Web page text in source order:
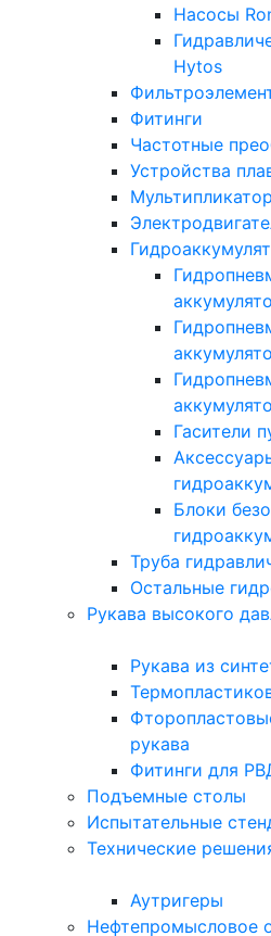
Насосы
Hytos
Фитинги
Частотные
Устройства
Гасители
Блоки
Труба
Остальные
Рукава высокого
Рукава из
рукава
Фитинги для
Подъемные столы
Испытательные
Технические
Аутригеры
Нефтепромысловое